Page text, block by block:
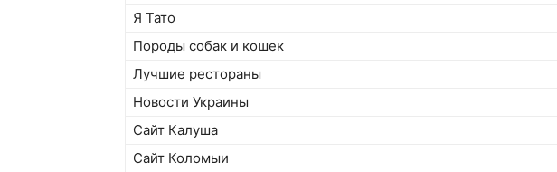
Я Тато
Породы собак и кошек
Лучшие рестораны
Новости Украины
Сайт Калуша
Сайт Коломыи